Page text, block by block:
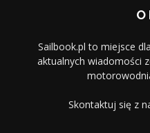
O
Sailbook.pl to miejsce
aktualnych wiadomości
Skontaktuj się z